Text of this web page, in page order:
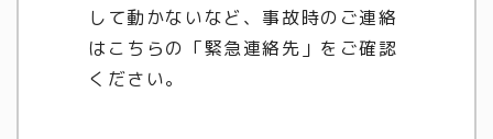
して動かないなど、事故時のご連絡
はこちらの「緊急連絡先」をご確認
ください。